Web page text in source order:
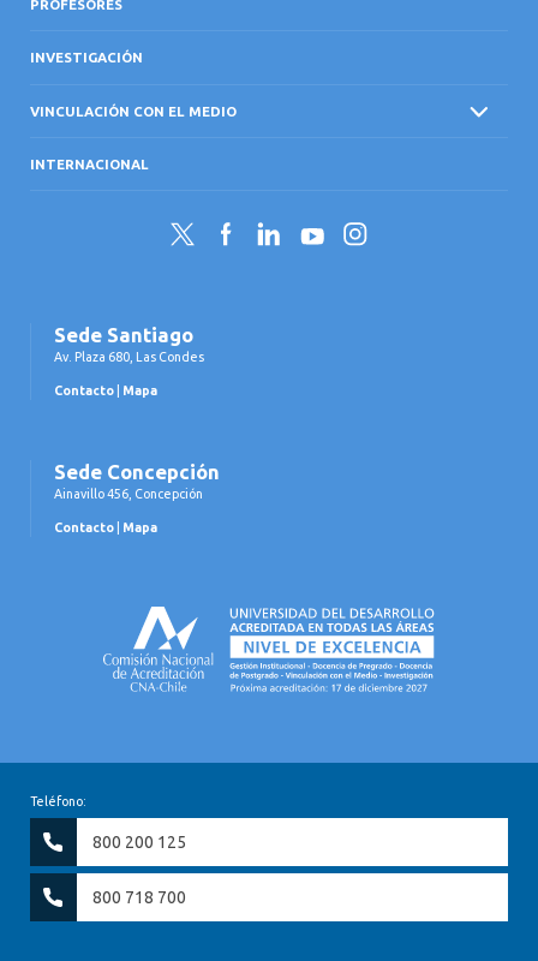
PROFESORES
INVESTIGACIÓN
VINCULACIÓN CON EL MEDIO
INTERNACIONAL
Twitter FacebookLinkedInYouTubeInstagram
Sede Santiago
Av. Plaza 680, Las Condes
Contacto Mapa
Sede Concepción
Ainavillo 456, Concepción
Contacto Mapa
Teléfono:
800 200 125
800 718 700